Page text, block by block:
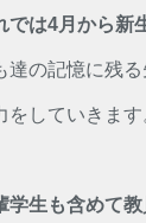
は4月から新
達の記憶に残
をしていきます
生も含めて教